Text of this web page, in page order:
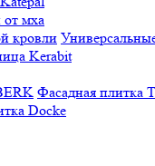
от мха
Kerabit
Фасадная плитка
Docke